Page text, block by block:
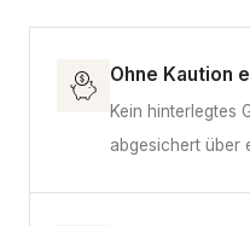
Ohne Kaution
Kein hinterlegtes
abgesichert über